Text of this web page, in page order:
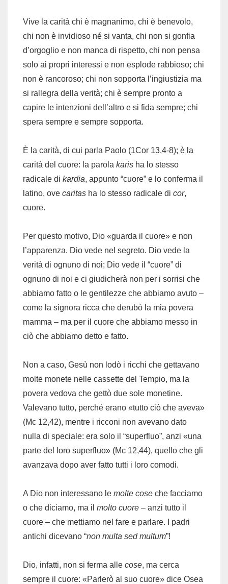
Vive la carità chi è magnanimo, chi è benevolo,
chi non è invidioso né si vanta, chi non si gonfia
d’orgoglio e non manca di rispetto, chi non pensa
solo ai propri interessi e non esplode rabbioso; chi
non è rancoroso; chi non sopporta l’ingiustizia ma
si rallegra della verità; chi è sempre pronto a
capire le intenzioni dell’altro e si fida sempre; chi
spera sempre e sempre sopporta.
È la carità, di cui parla Paolo (1Cor 13,4-8); è la
carità del cuore: la parola karis ha lo stesso
radicale di kardia, appunto “cuore” e lo conferma il
latino, ove caritas ha lo stesso radicale di cor,
cuore.
Per questo motivo, Dio «guarda il cuore» e non
l’apparenza. Dio vede nel segreto. Dio vede la
verità di ognuno di noi; Dio vede il “cuore” di
ognuno di noi e ci giudicherà non per i sorrisi che
abbiamo fatto o le gentilezze che abbiamo avuto –
come la signora ricca che derubò la mia povera
mamma – ma per il cuore che abbiamo messo in
ciò che abbiamo detto e fatto.
Non a caso, Gesù non lodò i ricchi che gettavano
molte monete nelle cassette del Tempio, ma la
povera vedova che gettò due sole monetine.
Valevano tutto, perché erano «tutto ciò che aveva»
(Mc 12,42), mentre i ricconi non avevano dato
nulla di speciale: era solo il “superfluo”, anzi «una
parte del loro superfluo» (Mc 12,44), quello che gli
avanzava dopo aver fatto tutti i loro comodi.
A Dio non interessano le molte cose che facciamo
o che diciamo, ma il molto cuore – anzi tutto il
cuore – che mettiamo nel fare e parlare. I padri
antichi dicevano “non multa sed multum”!
Dio, infatti, non si ferma alle cose, ma cerca
sempre il cuore: «Parlerò al suo cuore» dice Osea